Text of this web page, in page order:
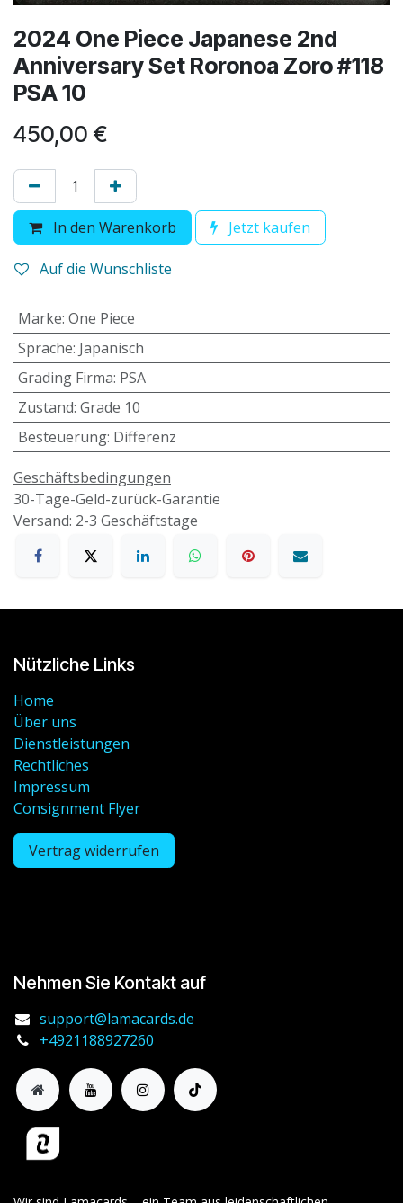
2024 One Piece Japanese 2nd
Anniversary Set Roronoa Zoro #118
PSA 10
450,00 €
In den Warenkorb Jetzt kaufen
Auf die Wunschliste
Marke: One Piece
Sprache: Japanisch
Grading Firma: PSA
Zustand: Grade 10
Besteuerung: Differenz
Geschäftsbedingungen
30-Tage-Geld-zurück-Garantie
Versand: 2-3 Geschäftstage
Nützliche Links
Home
Über uns
Dienstleistungen
Rechtliches
Impressum
Consignment Flyer
Vertrag widerrufen
Nehmen Sie Kontakt auf
support@lamacards.de
+4921188927260